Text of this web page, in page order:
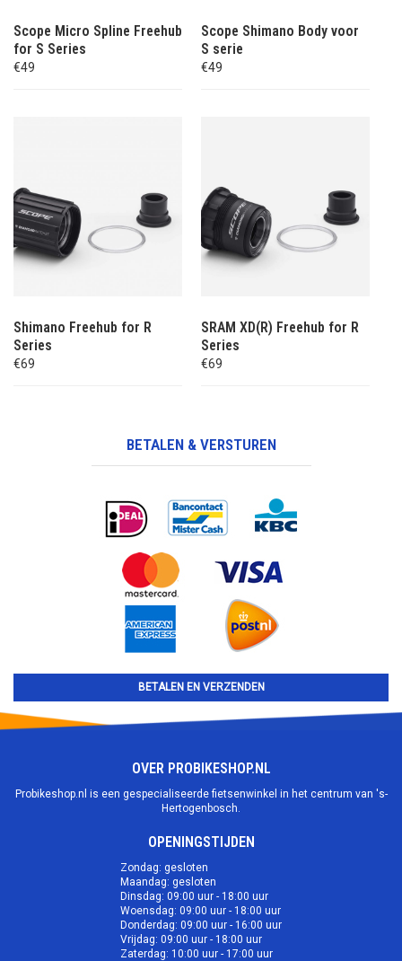
Scope Micro Spline Freehub
for S Series
€49
Scope Shimano Body voor
S serie
€49
Shimano Freehub for R
Series
€69
SRAM XD(R) Freehub for R
Series
€69
BETALEN & VERSTUREN
BETALEN EN VERZENDEN
OVER PROBIKESHOP.NL
Probikeshop.nl is een gespecialiseerde fietsenwinkel in het centrum van 's-
Hertogenbosch.
OPENINGSTIJDEN
Zondag: gesloten
Maandag: gesloten
Dinsdag: 09:00 uur - 18:00 uur
Woensdag: 09:00 uur - 18:00 uur
Donderdag: 09:00 uur - 16:00 uur
Vrijdag: 09:00 uur - 18:00 uur
Zaterdag: 10:00 uur - 17:00 uur